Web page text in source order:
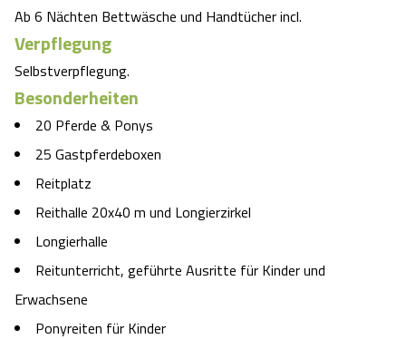
Ab 6 Nächten Bettwäsche und Handtücher incl.
Verpflegung
Selbstverpflegung.
Besonderheiten
20 Pferde & Ponys
25 Gastpferdeboxen
Reitplatz
Reithalle 20x40 m und Longierzirkel
Longierhalle
Reitunterricht, geführte Ausritte für Kinder und
Erwachsene
Ponyreiten für Kinder